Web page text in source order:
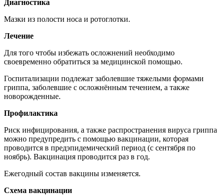
Диагностика
Мазки из полости носа и ротоглотки.
Лечение
Для того чтобы избежать осложнений необходимо
своевременно обратиться за медицинской помощью.
Госпитализации подлежат заболевшие тяжелыми формами
гриппа, заболевшие с осложнённым течением, а также
новорожденные.
Профилактика
Риск инфицирования, а также распространения вируса гриппа
можно предупредить с помощью вакцинации, которая
проводится в предэпидемический период (с сентября по
ноябрь). Вакцинация проводится раз в год.
Ежегодный состав вакцины изменяется.
Схема вакцинации